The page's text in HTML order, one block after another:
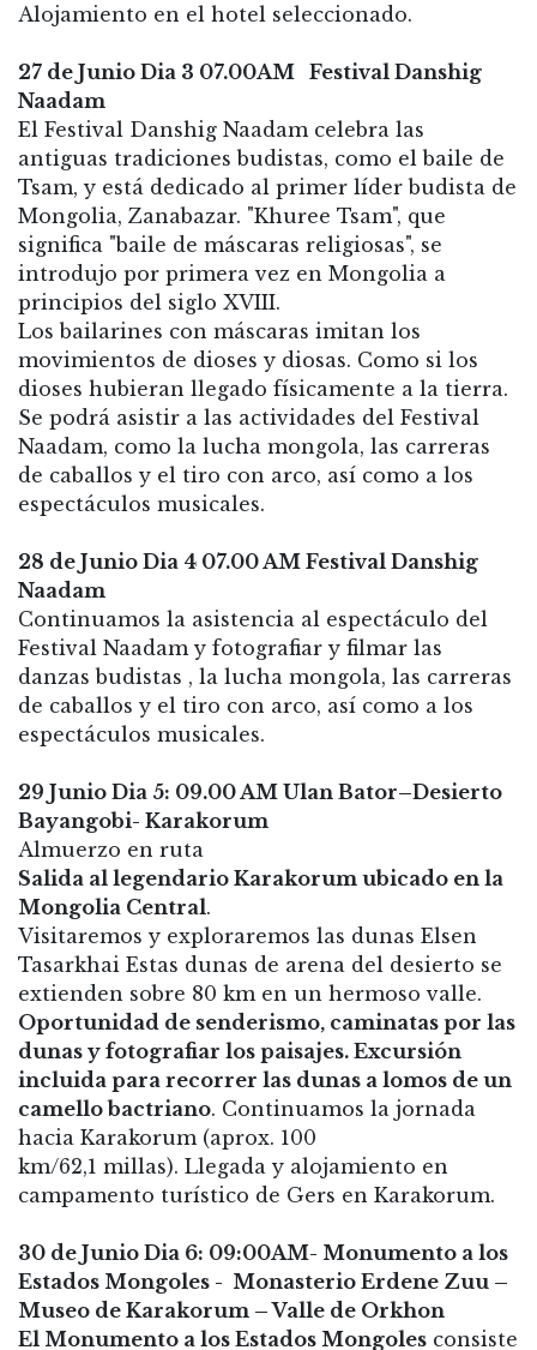
Alojamiento en el hotel seleccionado.
27 de Junio Dia 3 07.00AM Festival Danshig
Naadam
El Festival Danshig Naadam celebra las
antiguas tradiciones budistas, como el baile de
Tsam, y está dedicado al primer líder budista de
Mongolia, Zanabazar. "Khuree Tsam", que
significa "baile de máscaras religiosas", se
introdujo por primera vez en Mongolia a
principios del siglo XVIII.
Los bailarines con máscaras imitan los
movimientos de dioses y diosas. Como si los
dioses hubieran llegado físicamente a la tierra.
Se podrá asistir a las actividades del Festival
Naadam, como la lucha mongola, las carreras
de caballos y el tiro con arco, así como a los
espectáculos musicales.
28 de Junio Dia 4 07.00 AM Festival Danshig
Naadam
Continuamos la asistencia al espectáculo del
Festival Naadam y fotografiar y filmar las
danzas budistas , la lucha mongola, las carreras
de caballos y el tiro con arco, así como a los
espectáculos musicales.
29 Junio Dia 5: 09.00 AM Ulan Bator–Desierto
Bayangobi- Karakorum
Almuerzo en ruta
Salida al legendario Karakorum ubicado en la
Mongolia Central.
Visitaremos y exploraremos las dunas Elsen
Tasarkhai Estas dunas de arena del desierto se
extienden sobre 80 km en un hermoso valle.
Oportunidad de senderismo, caminatas por las
dunas y fotografiar los paisajes. Excursión
incluida para recorrer las dunas a lomos de un
camello bactriano. Continuamos la jornada
hacia Karakorum (aprox. 100
km/62,1 millas). Llegada y alojamiento en
campamento turístico de Gers en Karakorum.
30 de Junio Dia 6: 09:00AM- Monumento a los
Estados Mongoles - Monasterio Erdene Zuu –
Museo de Karakorum – Valle de Orkhon
El Monumento a los Estados Mongoles consiste